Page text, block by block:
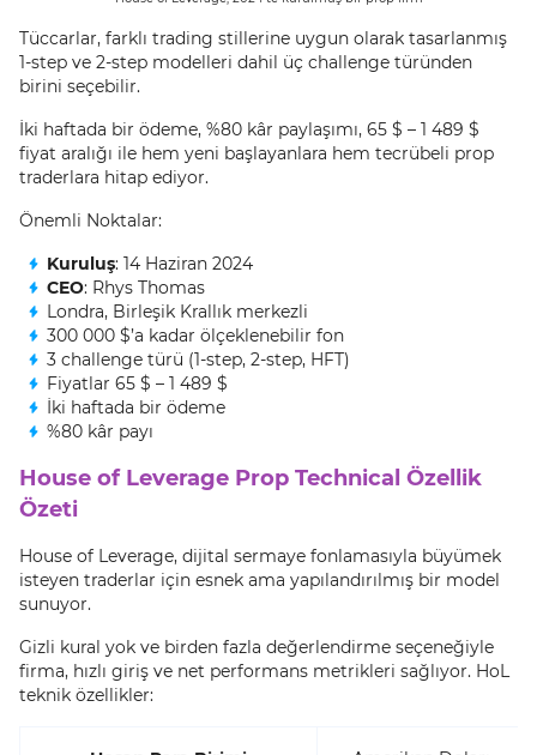
Tüccarlar, farklı trading stillerine uygun olarak tasarlanmış
1‑step ve 2‑step modelleri dahil üç challenge türünden
birini seçebilir.
İki haftada bir ödeme, %80 kâr paylaşımı, 65 $ – 1 489 $
fiyat aralığı ile hem yeni başlayanlara hem tecrübeli prop
traderlara hitap ediyor.
Önemli Noktalar:
Kuruluş: 14 Haziran 2024
CEO: Rhys Thomas
Londra, Birleşik Krallık merkezli
300 000 $’a kadar ölçeklenebilir fon
3 challenge türü (1‑step, 2‑step, HFT)
Fiyatlar 65 $ – 1 489 $
İki haftada bir ödeme
%80 kâr payı
House of Leverage Prop Technical Özellik
Özeti
House of Leverage, dijital sermaye fonlamasıyla büyümek
isteyen traderlar için esnek ama yapılandırılmış bir model
sunuyor.
Gizli kural yok ve birden fazla değerlendirme seçeneğiyle
firma, hızlı giriş ve net performans metrikleri sağlıyor. HoL
teknik özellikler: